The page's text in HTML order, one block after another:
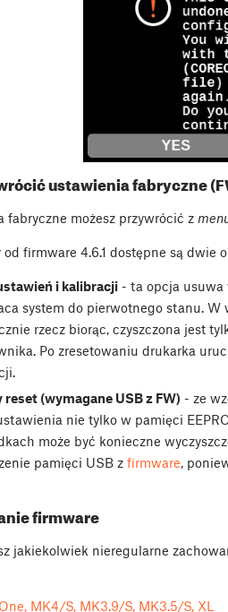
ustawienia fabryczne
fabryczne możesz przywrócić z
od firmware 4.6.1 dostępne są dwie
i kalibracji- ta opcja usuwa
system do pierwotnego stanu.
rzecz biorąc, czyszczona jest
Po zresetowaniu drukarka
reset (wymagane USB z FW) - ze
nie tylko w pamięci
może być konieczne
pamięci USB z firmware ,
firmware
jakiekolwiek nieregularne
MK4/S, MK3.9/S, MK3.5/S, XL